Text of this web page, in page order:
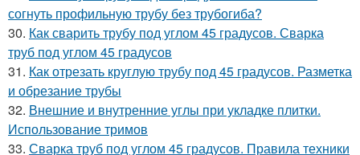
согнуть профильную трубу без трубогиба?
30. Как сварить трубу под углом 45 градусов. Сварка
труб под углом 45 градусов
31. Как отрезать круглую трубу под 45 градусов. Разметка
и обрезание трубы
32. Внешние и внутренние углы при укладке плитки.
Использование тримов
33. Сварка труб под углом 45 градусов. Правила техники